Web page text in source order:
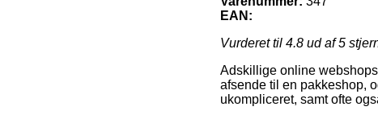
EAN:
Vurderet til 4.8 ud af 5
Adskillige online
afsende til en pakkeshop,
ukompliceret, samt ofte